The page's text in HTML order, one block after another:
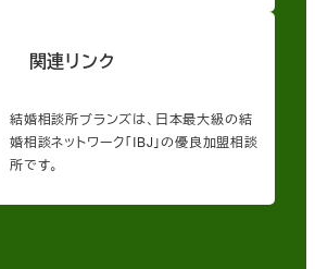
関連リンク
結婚相談所ブランズは、日本最大級の結
婚相談ネットワーク「IBJ」の優良加盟相談
所です。